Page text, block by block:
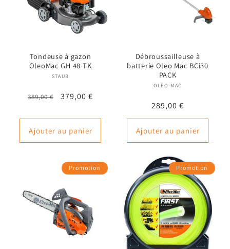
i
n
:
Tondeuse à gazon
OleoMac GH 48 TK
Fournisseur :
STAUB
Prix
389,00 €
Prix
379,00 €
Ajouter au panier
Débroussailleuse à
batterie Oleo Mac BCi30
PACK
Fournisseur :
OLEO-MAC
Prix
habituel
289,00 €
Ajouter au panier
Promotion Promotion